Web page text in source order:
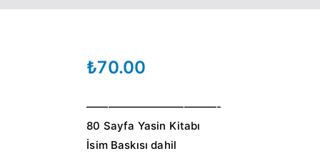
₺70.00
————————————-
80 Sayfa Yasin Kitabı
İsim Baskısı dahil